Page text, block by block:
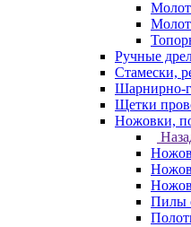
Ручные
Стамески,
Шарнирно-
Щетки
Ножовки,
Пилы